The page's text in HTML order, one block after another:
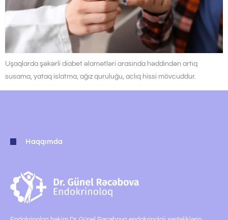
Uşaqlarda şəkərli diabet əlamətləri arasında həddindən artıq
susama, yataq islatma, ağız quruluğu, aclıq hissi mövcuddur.
Haqqımda